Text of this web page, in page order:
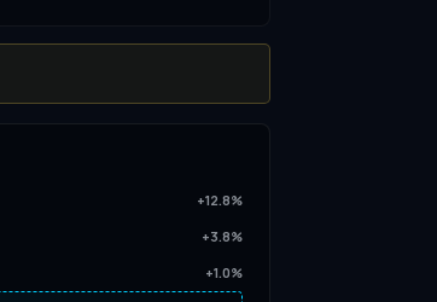
+12.8%
+3.8%
+1.0%